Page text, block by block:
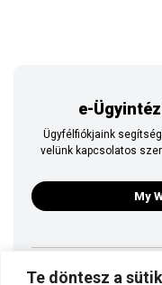
Te döntesz a
e-
Ügyfélfiókjaink
velünk kapcsolatos
My
Ez is a WakeUp